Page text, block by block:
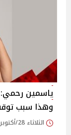
ياسمين
وهذا سبب
الثلاثاء 28/أكتوبر/2025 - 04:17 م